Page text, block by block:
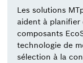
Les solutions
aident à
composants
technologie de
sélection à la